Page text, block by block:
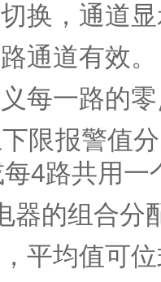
换，通
道有效。
每一路的零点
限报警值
4路共用一
器的组合分配
，平均值可